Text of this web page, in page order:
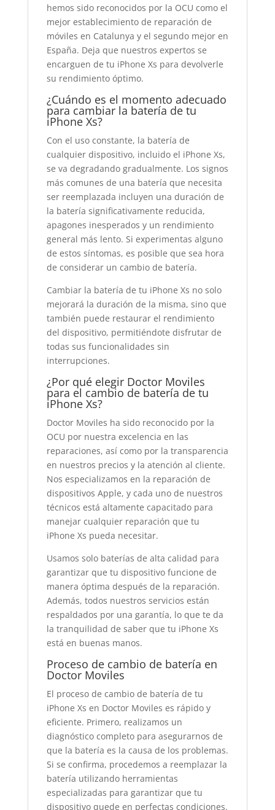
hemos sido reconocidos por la OCU como el
mejor establecimiento de reparación de
móviles en Catalunya y el segundo mejor en
España. Deja que nuestros expertos se
encarguen de tu iPhone Xs para devolverle
su rendimiento óptimo.
¿Cuándo es el momento adecuado
para cambiar la batería de tu
iPhone Xs?
Con el uso constante, la batería de
cualquier dispositivo, incluido el iPhone Xs,
se va degradando gradualmente. Los signos
más comunes de una batería que necesita
ser reemplazada incluyen una duración de
la batería significativamente reducida,
apagones inesperados y un rendimiento
general más lento. Si experimentas alguno
de estos síntomas, es posible que sea hora
de considerar un cambio de batería.
Cambiar la batería de tu iPhone Xs no solo
mejorará la duración de la misma, sino que
también puede restaurar el rendimiento
del dispositivo, permitiéndote disfrutar de
todas sus funcionalidades sin
interrupciones.
¿Por qué elegir Doctor Moviles
para el cambio de batería de tu
iPhone Xs?
Doctor Moviles ha sido reconocido por la
OCU por nuestra excelencia en las
reparaciones, así como por la transparencia
en nuestros precios y la atención al cliente.
Nos especializamos en la reparación de
dispositivos Apple, y cada uno de nuestros
técnicos está altamente capacitado para
manejar cualquier reparación que tu
iPhone Xs pueda necesitar.
Usamos solo baterías de alta calidad para
garantizar que tu dispositivo funcione de
manera óptima después de la reparación.
Además, todos nuestros servicios están
respaldados por una garantía, lo que te da
la tranquilidad de saber que tu iPhone Xs
está en buenas manos.
Proceso de cambio de batería en
Doctor Moviles
El proceso de cambio de batería de tu
iPhone Xs en Doctor Moviles es rápido y
eficiente. Primero, realizamos un
diagnóstico completo para asegurarnos de
que la batería es la causa de los problemas.
Si se confirma, procedemos a reemplazar la
batería utilizando herramientas
especializadas para garantizar que tu
dispositivo quede en perfectas condiciones.